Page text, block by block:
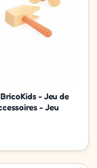
- Jeu de
- Jeu